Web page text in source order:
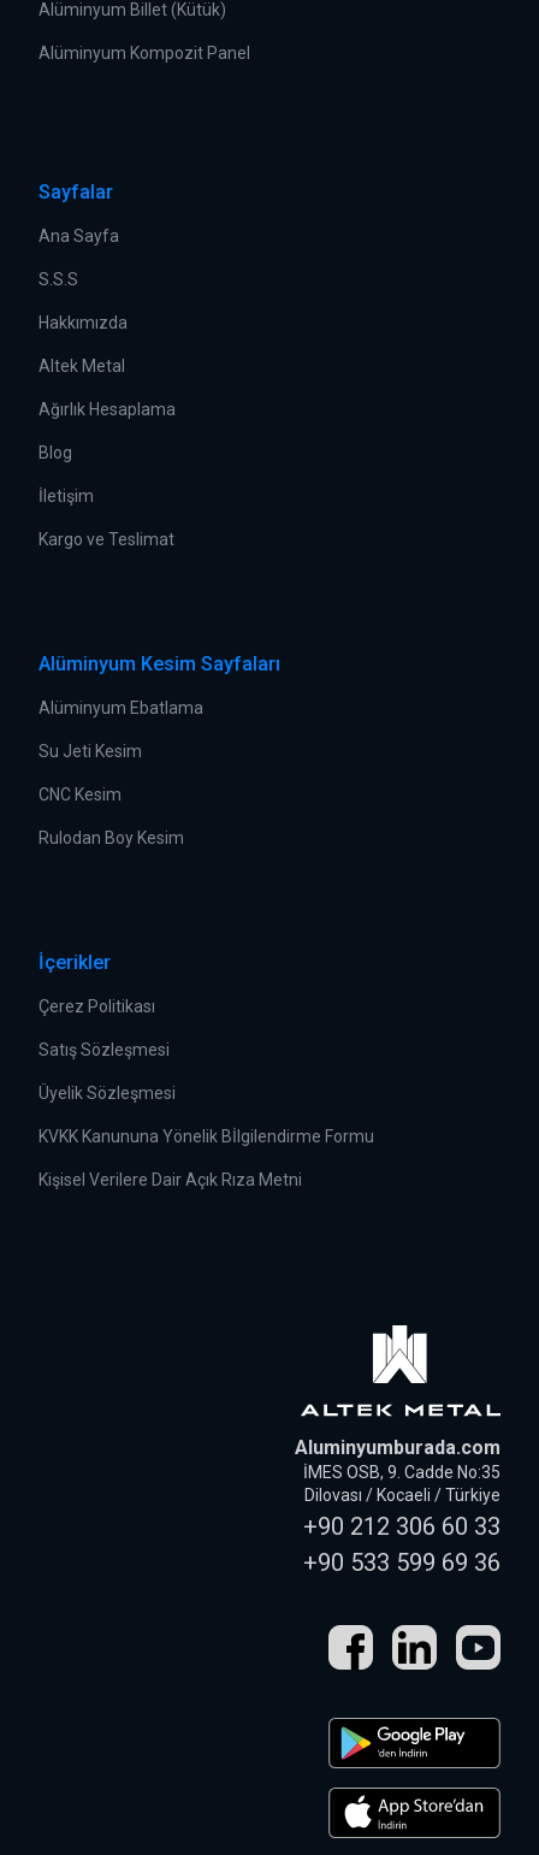
Alüminyum Billet (Kütük)
Alüminyum Kompozit Panel
Sayfalar
Ana Sayfa
S.S.S
Hakkımızda
Altek Metal
Ağırlık Hesaplama
Blog
İletişim
Kargo ve Teslimat
Alüminyum Kesim Sayfaları
Alüminyum Ebatlama
Su Jeti Kesim
CNC Kesim
Rulodan Boy Kesim
İçerikler
Çerez Politikası
Satış Sözleşmesi
Üyelik Sözleşmesi
KVKK Kanununa Yönelik Bİlgilendirme Formu
Kişisel Verilere Dair Açık Rıza Metni
Aluminyumburada.com
İMES OSB, 9. Cadde No:35
Dilovası / Kocaeli / Türkiye
+90 212 306 60 33
+90 533 599 69 36